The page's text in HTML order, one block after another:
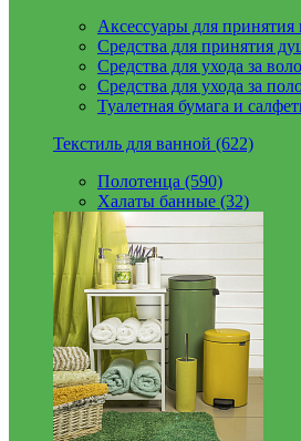
Аксессуары для
Средства для принятия
Средства для ухода за
Средства для ухода за
Туалетная бумага и
Текстиль для ванной (622)
Полотенца (590)
Халаты банные (32)